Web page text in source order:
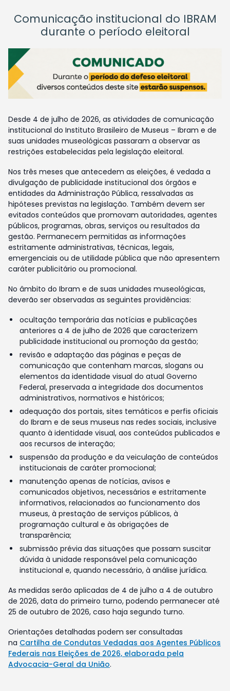
Comunicação institucional do IBRAM
durante o período eleitoral
Desde 4 de julho de 2026, as atividades de comunicação
institucional do Instituto Brasileiro de Museus – Ibram e de
suas unidades museológicas passaram a observar as
restrições estabelecidas pela legislação eleitoral.
Nos três meses que antecedem as eleições, é vedada a
divulgação de publicidade institucional dos órgãos e
entidades da Administração Pública, ressalvadas as
hipóteses previstas na legislação. Também devem ser
evitados conteúdos que promovam autoridades, agentes
públicos, programas, obras, serviços ou resultados da
gestão. Permanecem permitidas as informações
estritamente administrativas, técnicas, legais,
emergenciais ou de utilidade pública que não apresentem
caráter publicitário ou promocional.
No âmbito do Ibram e de suas unidades museológicas,
deverão ser observadas as seguintes providências:
ocultação temporária das notícias e publicações
anteriores a 4 de julho de 2026 que caracterizem
publicidade institucional ou promoção da gestão;
revisão e adaptação das páginas e peças de
comunicação que contenham marcas, slogans ou
elementos da identidade visual do atual Governo
Federal, preservada a integridade dos documentos
administrativos, normativos e históricos;
adequação dos portais, sites temáticos e perfis oficiais
do Ibram e de seus museus nas redes sociais, inclusive
quanto à identidade visual, aos conteúdos publicados e
aos recursos de interação;
suspensão da produção e da veiculação de conteúdos
institucionais de caráter promocional;
manutenção apenas de notícias, avisos e
comunicados objetivos, necessários e estritamente
informativos, relacionados ao funcionamento dos
museus, à prestação de serviços públicos, à
programação cultural e às obrigações de
transparência;
submissão prévia das situações que possam suscitar
dúvida à unidade responsável pela comunicação
institucional e, quando necessário, à análise jurídica.
As medidas serão aplicadas de 4 de julho a 4 de outubro
de 2026, data do primeiro turno, podendo permanecer até
25 de outubro de 2026, caso haja segundo turno.
Orientações detalhadas podem ser consultadas
na Cartilha de Condutas Vedadas aos Agentes Públicos
Federais nas Eleições de 2026, elaborada pela
Advocacia-Geral da União.